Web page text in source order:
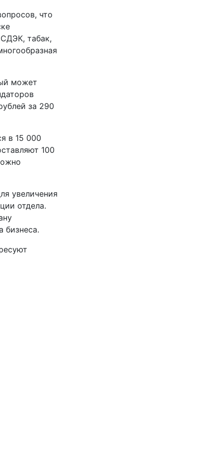
что
табак,
может
за 290
в 15 000
100
увеличения
отдела.
бизнеса.